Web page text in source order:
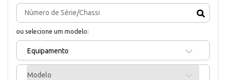
ou selecione um modelo:
Equipamento
Modelo